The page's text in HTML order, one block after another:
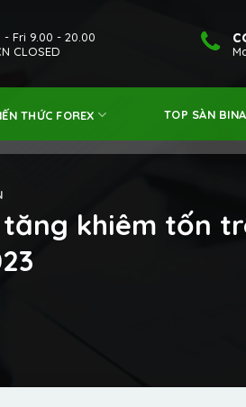
- Fri 9.00 - 20.00
CLOSED
THỨC FOREX TOP SÀN
khiêm tốn